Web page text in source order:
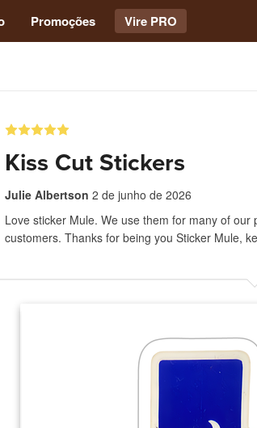
Promoções Vire PRO
Kiss Cut Stickers
Julie Albertson 2 de junho de 2026
Love sticker Mule. We use them for many of
customers. Thanks for being you Sticker Mule,